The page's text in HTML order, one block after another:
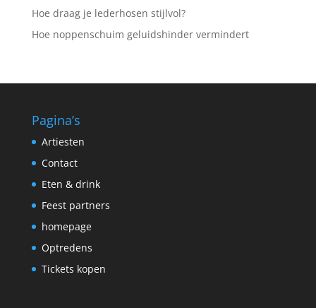
Hoe draag je lederhosen stijlvol?
Hoe noppenschuim geluidshinder vermindert
Pagina’s
Artiesten
Contact
Eten & drink
Feest partners
homepage
Optredens
Tickets kopen